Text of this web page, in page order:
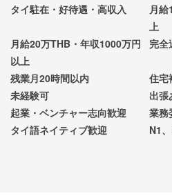
タイ駐在・好待遇・高収入
月
上
月給20万THB・年収1000万円
以上
完全
残業月20時間以内
住宅
未経験可
出張
起業・ベンチャー志向歓迎
業務
タイ語ネイティブ歓迎
N1